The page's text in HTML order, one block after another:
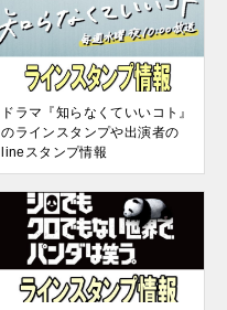
ドラマ『知らなくていいコト』
のラインスタンプや出演者の
lineスタンプ情報